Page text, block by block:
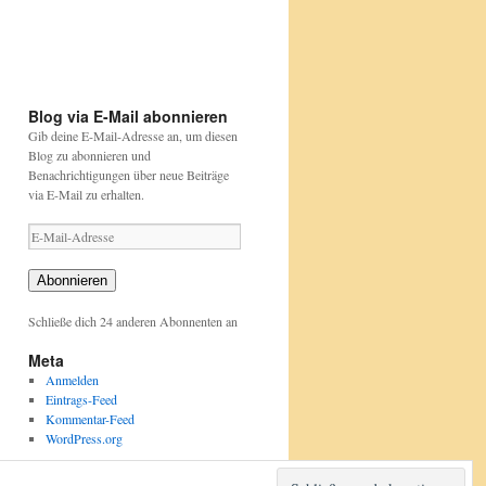
gartenvoegel/index.html gartenvoegel/
Blog via E-Mail abonnieren
Gib deine E-Mail-Adresse an, um diesen
Blog zu abonnieren und
Benachrichtigungen über neue Beiträge
via E-Mail zu erhalten.
E-
Mail-
Adresse
Abonnieren
Schließe dich 24 anderen Abonnenten an
Meta
Anmelden
Eintrags-Feed
Kommentar-Feed
WordPress.org